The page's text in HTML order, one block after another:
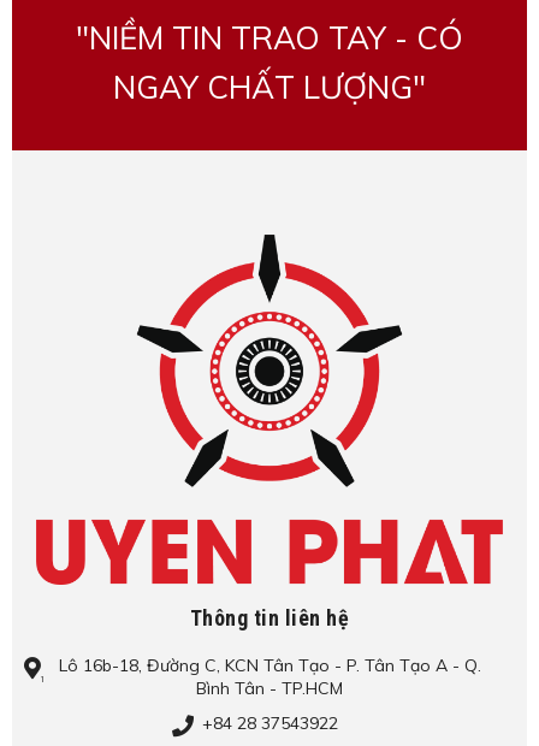
"NIỀM TIN TRAO TAY - CÓ
NGAY CHẤT LƯỢNG"
Thông tin liên hệ
Lô​ 16b-18, Đ​ư​ờ​ng C, KCN Tâ​n Tạo​ - P. Tâ​n Tạo​ A - Q.
Bình​ Tâ​n - TP.HCM
+84 28 37543922